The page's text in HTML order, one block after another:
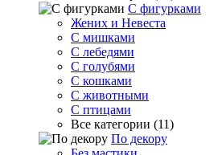
С фигурками
Жених и Невеста
С мишками
С лебедями
С голубями
С кошками
С животными
С птицами
Все категории (11)
По декору